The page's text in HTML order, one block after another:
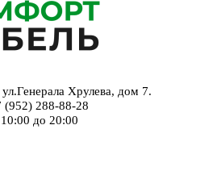
ул.Генерала Хрулева, дом 7.
(952) 288-88-28
до 20:00